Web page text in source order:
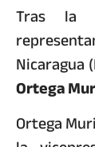
Tras la
Nicaragua
Ortega
Ortega